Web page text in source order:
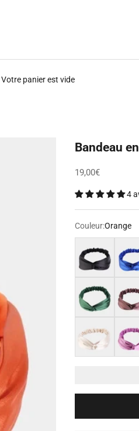
Votre panier est vide
Bandeau
Prix de vente
19,00€
4
Couleur:Orange